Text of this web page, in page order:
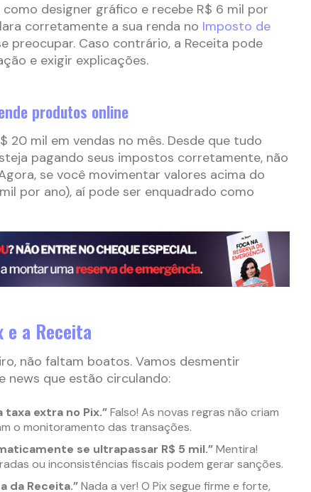
designer gráfico e recebe R$ 6 mil por
corretamente a sua renda no Imposto de
preocupar. Caso contrário, a Receita pode
e exigir explicações.
produtos online
20 mil em vendas no mês. Desde que tudo
pagando seus impostos corretamente, não
se você movimentar valores acima do
por ano), aí pode ser enquadrado como
e a Receita
não faltam boatos. Vamos desmentir
news que estão circulando:
extra no Pix.”Falso! As novas regras não criam
o monitoramento das transações.
se ultrapassar R$ 5 mil.”Mentira!
ou inconsistências fiscais podem gerar sanções.
da Receita.”Nada a ver! O Pix segue firme e forte,